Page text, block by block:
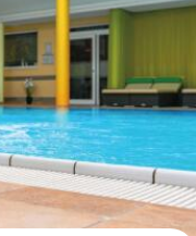
Auf der Karte anzeigen